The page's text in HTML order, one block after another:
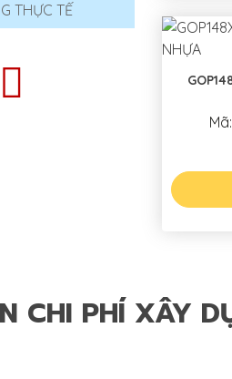
THỰC TẾ
CHI PHÍ XÂY